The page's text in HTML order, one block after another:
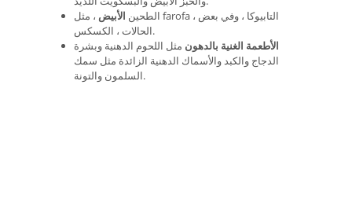
الطحين الأبيض ، مثل farofa ، التابيوكا ، وفي بعض
الحالات ، الكسكس.
الأطعمة الغنية بالدهون مثل اللحوم الدهنية وبشرة
الدجاج والكبد والأسماك الدهنية الزائدة مثل سمك
السلمون والتونة.